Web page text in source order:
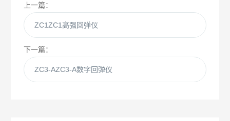
上一篇：
ZC1ZC1高强回弹仪
下一篇：
ZC3-AZC3-A数字回弹仪